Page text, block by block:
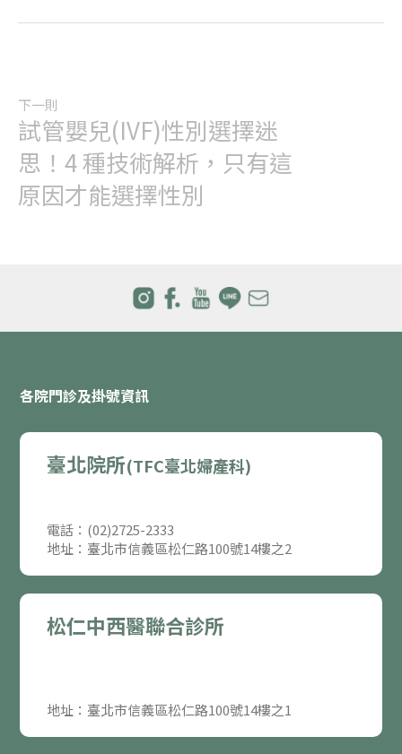
下一則
試管嬰兒(IVF)性別選擇迷
思！4 種技術解析，只有這
原因才能選擇性別
各院門診及掛號資訊
臺北院所(TFC臺北婦產科)
電話：(02)2725-2333
地址：臺北市信義區松仁路100號14樓之2
松仁中西醫聯合診所
地址：臺北市信義區松仁路100號14樓之1